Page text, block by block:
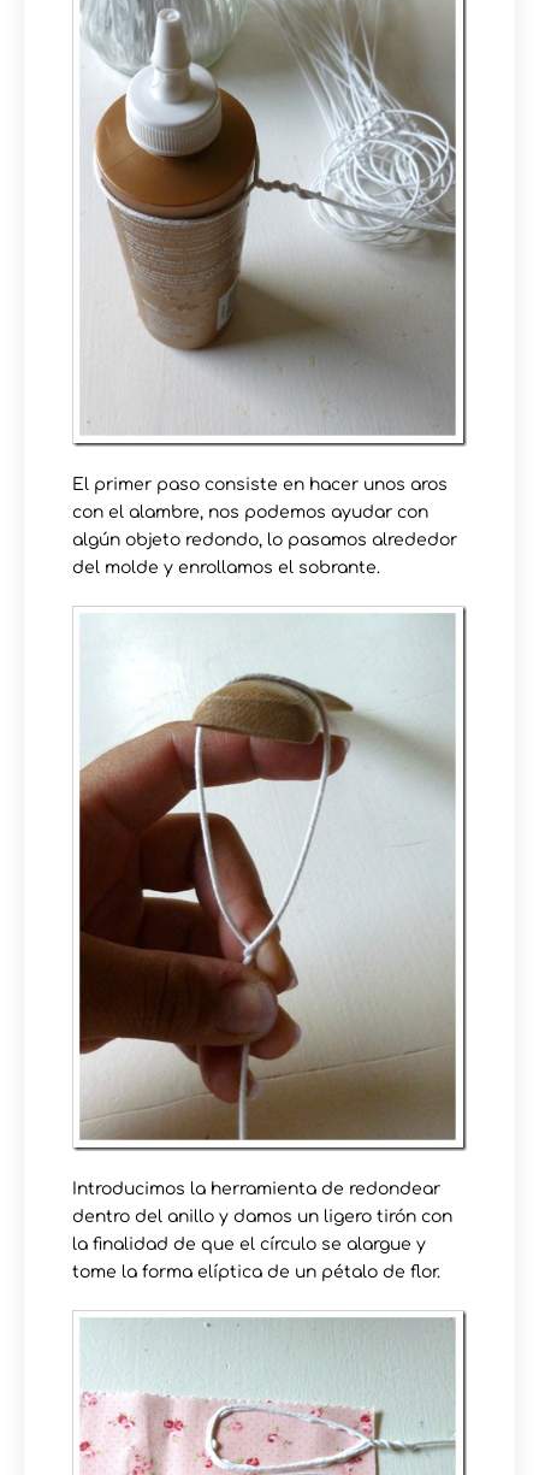
El primer paso consiste en hacer unos aros
con el alambre, nos podemos ayudar con
algún objeto redondo, lo pasamos alrededor
del molde y enrollamos el sobrante.
Introducimos la herramienta de redondear
dentro del anillo y damos un ligero tirón con
la finalidad de que el círculo se alargue y
tome la forma elíptica de un pétalo de flor.